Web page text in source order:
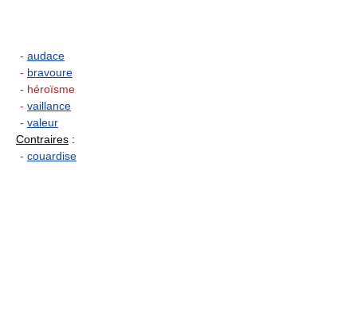
- audace
- bravoure
- héroïsme
- vaillance
- valeur
Contraires :
- couardise